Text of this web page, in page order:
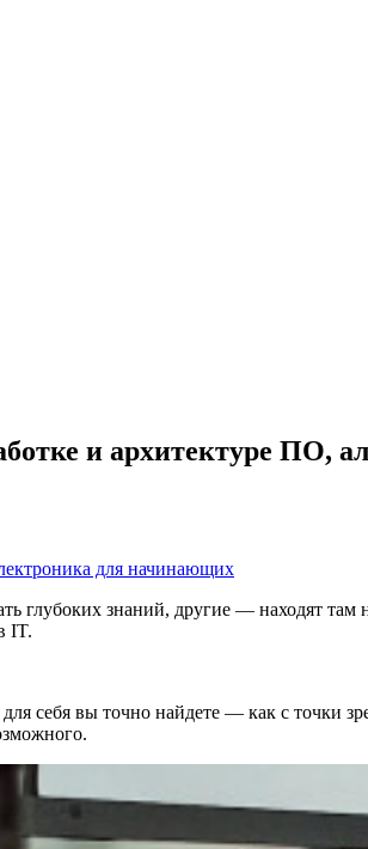
и архитектуре ПО,
для начинающих
глубоких знаний, другие — находят
IT.
себя вы точно найдете — как с точки